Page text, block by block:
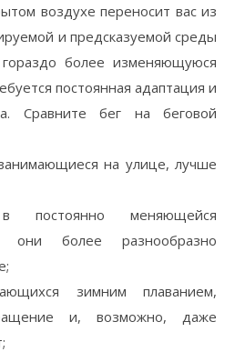
воздухе переносит вас из
и предсказуемой среды
более изменяющуюся
постоянная адаптация и
Сравните бег на беговой
на улице, лучше
постоянно меняющейся
они более разнообразно
зимним плаванием,
и, возможно, даже